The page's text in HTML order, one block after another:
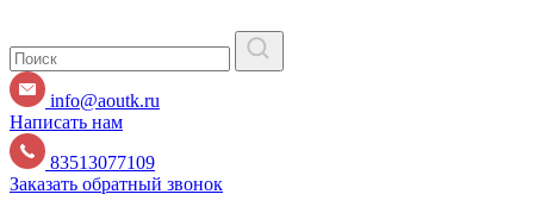
info@aoutk.ru
Написать нам
83513077109
Заказать обратный звонок